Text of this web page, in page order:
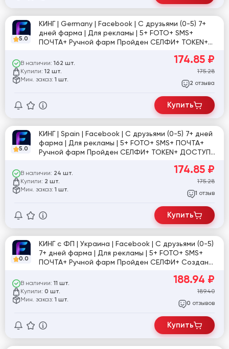
5.0
КИНГ | Germany | Facebook | С друзьями (0-5) 7+
дней фарма | Для рекламы | 5+ FOTO+ SMS+
ПОЧТА+ Ручной фарм Пройден СЕЛФИ+ TOKEN+
Вступлении в группы+ (Доки прохождения Селфи
и ЗРД)
В наличии: 162 шт.
Купили: 12 шт.
Мин. заказ: 1 шт.
174.85 ₽
175.28
2 отзыва
Купить
5.0
КИНГ | Spain | Facebook | С друзьями (0-5) 7+ дней
фарма | Для рекламы | 5+ FOTO+ SMS+ ПОЧТА+
Ручной фарм Пройден СЕЛФИ+ TOKEN+ ДОСТУП К
Вступлении в группы+ (Доки прохождения Селфи
и ЗРД)
В наличии: 24 шт.
Купили: 2 шт.
Мин. заказ: 1 шт.
174.85 ₽
175.28
1 отзыв
Купить
0.0
КИНГ с ФП | Украина | Facebook | С друзьями (0-5)
7+ дней фарма | Для рекламы | 5+ FOTO+ SMS+
ПОЧТА+ Ручной фарм Пройден СЕЛФИ+ Создан
ПОЧТЕ+ ЛАЙКИ+ РЕПОСТЫ+ ИНТЕРЕСЫ+
Вступлении в группы+ (Доки прохождения Селфи
и ЗРД)
В наличии: 11 шт.
Купили: 0 шт.
Мин. заказ: 1 шт.
188.94 ₽
189.40
0 отзывов
Купить